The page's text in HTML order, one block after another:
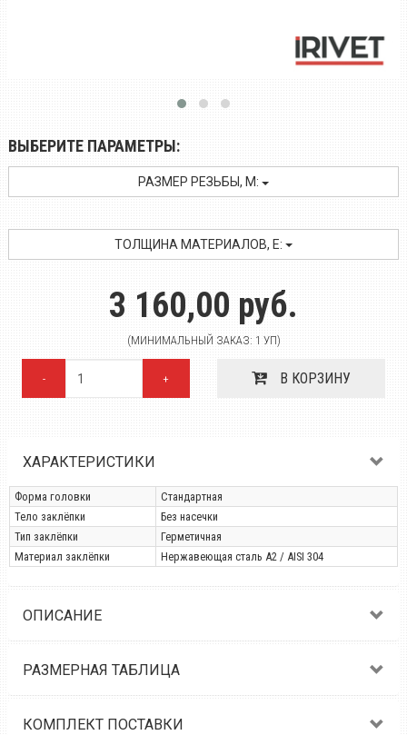
ВЫБЕРИТЕ ПАРАМЕТРЫ:
РАЗМЕР РЕЗЬБЫ, M:
ТОЛЩИНА МАТЕРИАЛОВ, E:
3 160,00 руб.
(МИНИМАЛЬНЫЙ ЗАКАЗ: 1 УП)
- + В КОРЗИНУ
ХАРАКТЕРИСТИКИ
Форма головки
Стандартная
Тело заклёпки
Без насечки
Тип заклёпки
Герметичная
Материал заклёпки
Нержавеющая сталь A2 / AISI 304
ОПИСАНИЕ
РАЗМЕРНАЯ ТАБЛИЦА
КОМПЛЕКТ ПОСТАВКИ